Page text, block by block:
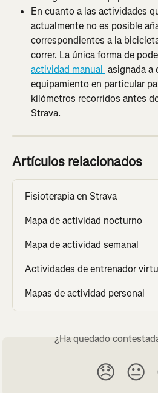
En cuanto a las actividades
actualmente no es posible
correspondientes a la
correr. La única forma de
actividad manual asignada a
equipamiento en particular
kilómetros recorridos antes
Strava.
Artículos relacionados
Fisioterapia en Strava
Mapa de actividad nocturno
Mapa de actividad semanal
Actividades de entrenador
Mapas de actividad personal
¿Ha quedado
😞 😐